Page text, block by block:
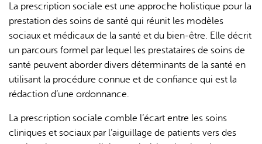
La prescription sociale est une approche holistique pour la
prestation des soins de santé qui réunit les modèles
sociaux et médicaux de la santé et du bien-être. Elle décrit
un parcours formel par lequel les prestataires de soins de
santé peuvent aborder divers déterminants de la santé en
utilisant la procédure connue et de confiance qui est la
rédaction d’une ordonnance.
La prescription sociale comble l’écart entre les soins
cliniques et sociaux par l’aiguillage de patients vers des